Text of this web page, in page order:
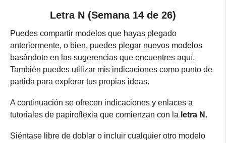
Letra N (Semana 14 de 26)
Puedes compartir modelos que hayas plegado
anteriormente, o bien, puedes plegar nuevos modelos
basándote en las sugerencias que encuentres aquí.
También puedes utilizar mis indicaciones como punto de
partida para explorar tus propias ideas.
A continuación se ofrecen indicaciones y enlaces a
tutoriales de papiroflexia que comienzan con la letra N .
Siéntase libre de doblar o incluir cualquier otro modelo